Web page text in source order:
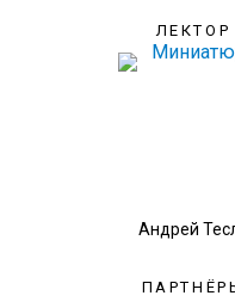
ЛЕКТОР
Андрей